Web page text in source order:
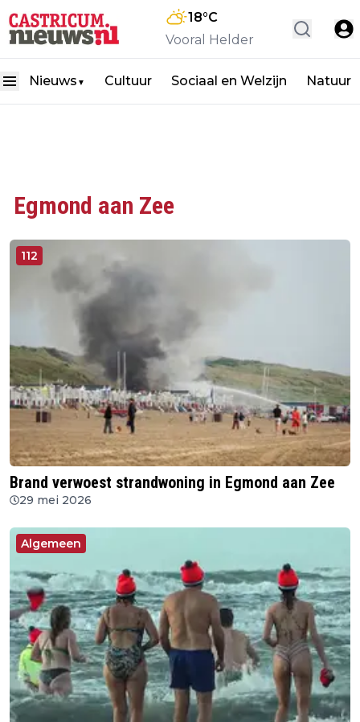
18°C
Vooral Helder
Nieuws ▼ Cultuur Sociaal en Welzijn Natuur
Egmond aan Zee
112
Brand verwoest strandwoning in Egmond aan Zee
29 mei 2026
Algemeen